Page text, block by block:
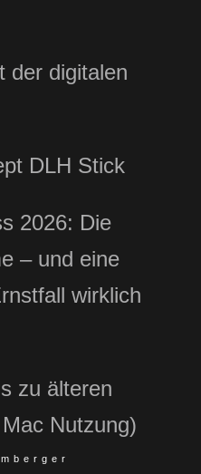
der digitalen
DLH Stick
2026: Die
– und eine
wirklich
zu älteren
Nutzung)